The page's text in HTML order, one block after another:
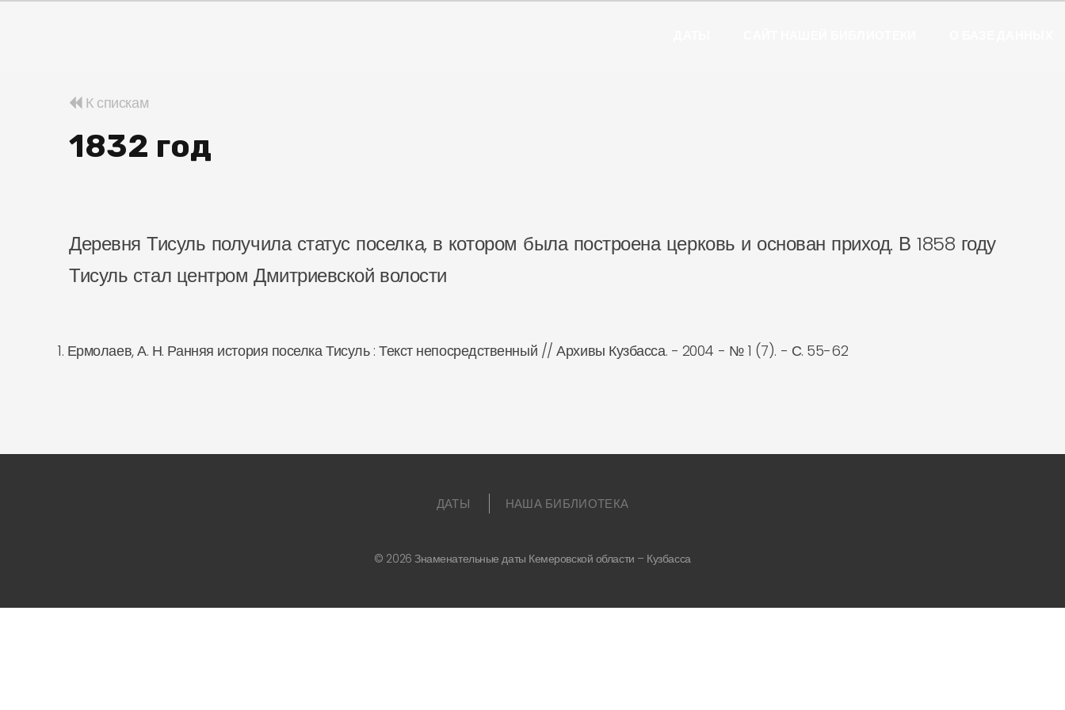
К спискам
1832 год
Деревня Тисуль получила статус поселка, в котором была построена церковь и основан приход. В 1858 году
Тисуль стал центром Дмитриевской волости
1. Ермолаев, А. Н. Ранняя история поселка Тисуль : Текст непосредственный // Архивы Кузбасса. - 2004 - № 1 (7). - С. 55-62
ДАТЫ НАША БИБЛИОТЕКА
© 2026 Знаменательные даты Кемеровской области – Кузбасса